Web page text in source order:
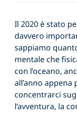
Il 2020 è stato
davvero
sappiamo
mentale che
con l’oceano,
all’anno
concentrarci
l’avventura, la